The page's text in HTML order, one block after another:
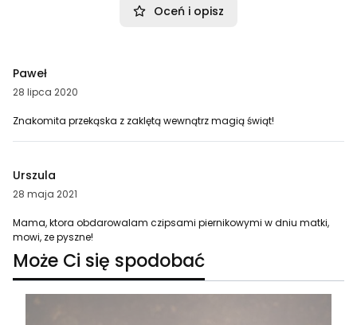
Oceń i opisz
Paweł
28 lipca 2020
Znakomita przekąska z zaklętą wewnątrz magią świąt!
Urszula
28 maja 2021
Mama, ktora obdarowalam czipsami piernikowymi w dniu matki,
mowi, ze pyszne!
Może Ci się spodobać